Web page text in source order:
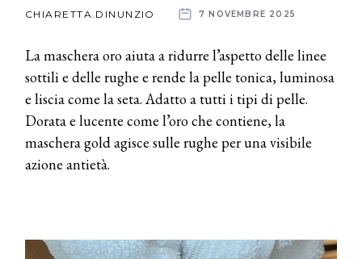
CHIARETTA.DINUNZIO 7 NOVEMBRE 2025
La maschera oro aiuta a ridurre l’aspetto delle linee
sottili e delle rughe e rende la pelle tonica, luminosa
e liscia come la seta. Adatto a tutti i tipi di pelle.
Dorata e lucente come l’oro che contiene, la
maschera gold agisce sulle rughe per una visibile
azione antietà.